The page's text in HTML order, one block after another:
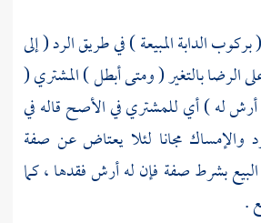
الدابة المبيعة ) في طريق الرد ( إلى
الرضا بالتغير ( ومتى أبطل ) المشتري (
له ) أي للمشتري في الأصح قاله في
والإمساك مجانا لئلا يعتاض عن صفة
بشرط صفة فإن له أرش فقدها ، كما
.